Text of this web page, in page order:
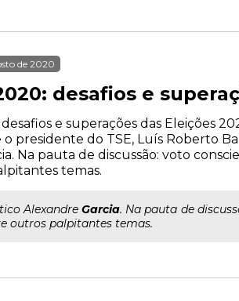
de 2020
desafios e
e superações das Eleições
presidente do TSE, Luís Roberto
Na pauta de discussão: voto
temas.
AlexandreGarcia. Na pauta de
outros palpitantes temas.